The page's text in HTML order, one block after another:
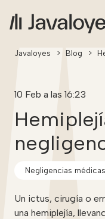
Javaloyes > Blog >
10 Feb a las 16:23
Negligencias médicas
Un ictus, cirugía o
una hemiplejía,